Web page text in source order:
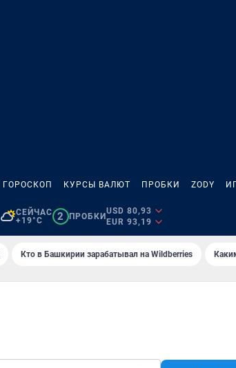
ГОРОСКОП КУРСЫ ВАЛЮТ ПРОБКИ ZODY
СЕЙЧАС
+19°C
2 ПРОБКИ
USD 80,93
EUR 93,19
Кто в Башкирии зарабатывал на Wildberries